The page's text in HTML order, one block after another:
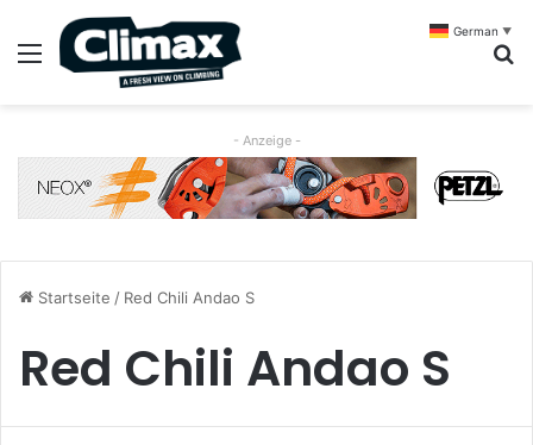
Menü
- Anzeige -
Startseite / Red Chili Andao S
Red Chili Andao S
German ▼